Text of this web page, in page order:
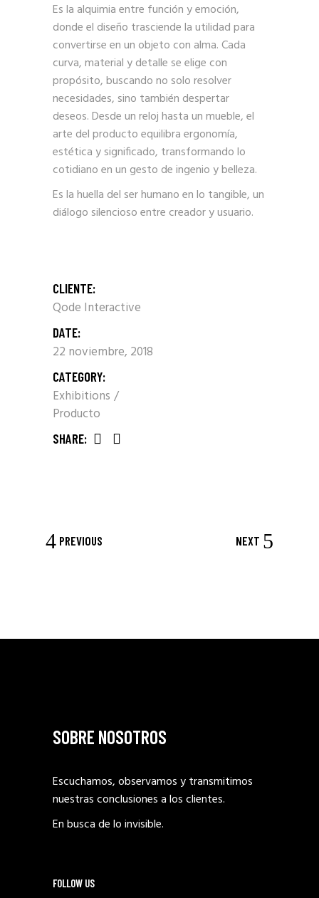
Es la alquimia entre función y emoción,
donde el diseño trasciende la utilidad para
convertirse en un objeto con alma. Cada
curva, material y detalle se elige con
propósito, buscando no solo resolver
necesidades, sino también despertar
deseos. Desde un reloj hasta un mueble, el
arte del producto equilibra ergonomía,
estética y significado, transformando lo
cotidiano en un gesto de ingenio y belleza.
Es la huella del ser humano en lo tangible, un
diálogo silencioso entre creador y usuario.
CLIENTE:
Qode Interactive
DATE:
22 noviembre, 2018
CATEGORY:
Exhibitions
Producto
SHARE:
PREVIOUS NEXT
SOBRE NOSOTROS
Escuchamos, observamos y transmitimos
nuestras conclusiones a los clientes.
En busca de lo invisible.
FOLLOW US